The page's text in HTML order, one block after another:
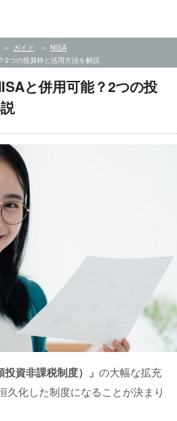
ガイド
NISA
2つの投資枠と活用方法を解説
と併用可能？2つの投
資非課税制度） 」 の大幅な拡充
久化した制度になることが決まり